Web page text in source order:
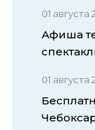
01 августа
Афиша
01 августа